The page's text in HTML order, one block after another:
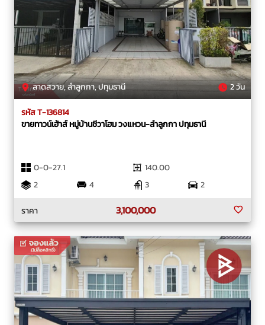
ลาดสวาย, ลำลูกกา, ปทุมธานี 2 วัน
รหัส T-136814
ขายทาวน์เฮ้าส์ หมู่บ้านชีวาโฮม วงแหวน-ลำลูกกา ปทุมธานี
0-0-27.1
140.00
2
4 3
2
ราคา
3,100,000